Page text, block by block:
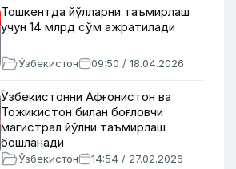
Тошкентда йўлларни таъмирлаш
учун 14 млрд сўм ажратилади
Ўзбекистон 09:50 / 18.04.2026
Ўзбекистонни Афғонистон ва
Тожикистон билан боғловчи
магистрал йўлни таъмирлаш
бошланади
Ўзбекистон 14:54 / 27.02.2026